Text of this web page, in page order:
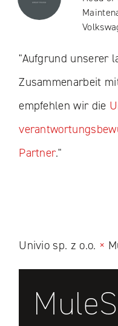
"Aufgrund unserer
Zusammenarbeit
empfehlen wir die
Partner."
Univio sp. z o.o. ×